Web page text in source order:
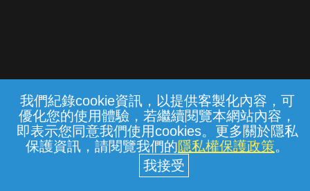
我們紀錄cookie資訊，以提供客製化內容，可
優化您的使用體驗，若繼續閱覽本網站內容，
即表示您同意我們使用cookies。更多關於隱私
保護資訊，請閱覽我們的隱私權保護政策。
常見問題 線上客服 服務條款 隱私權保護
中華電信股份有限公司個人家庭分公司
(統一編號：96979949) © 2026
{{notifyMsg}}